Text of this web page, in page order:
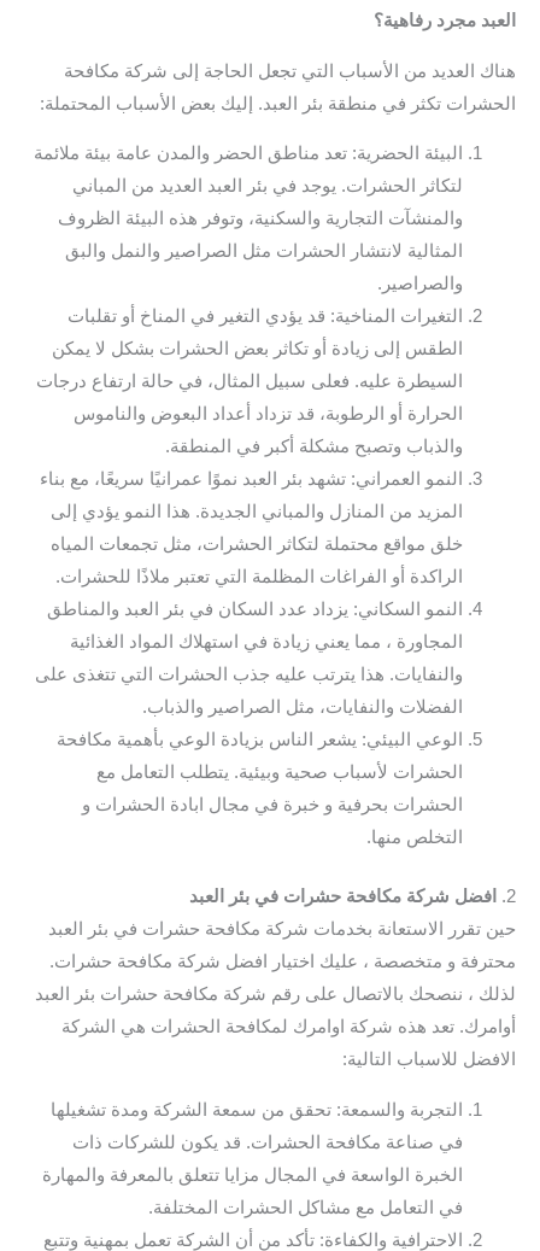
العبد مجرد رفاهية؟
هناك العديد من الأسباب التي تجعل الحاجة إلى شركة مكافحة
الحشرات تكثر في منطقة بئر العبد. إليك بعض الأسباب المحتملة:
البيئة الحضرية: تعد مناطق الحضر والمدن عامة بيئة ملائمة
لتكاثر الحشرات. يوجد في بئر العبد العديد من المباني
والمنشآت التجارية والسكنية، وتوفر هذه البيئة الظروف
المثالية لانتشار الحشرات مثل الصراصير والنمل والبق
والصراصير.
التغيرات المناخية: قد يؤدي التغير في المناخ أو تقلبات
الطقس إلى زيادة أو تكاثر بعض الحشرات بشكل لا يمكن
السيطرة عليه. فعلى سبيل المثال، في حالة ارتفاع درجات
الحرارة أو الرطوبة، قد تزداد أعداد البعوض والناموس
والذباب وتصبح مشكلة أكبر في المنطقة.
النمو العمراني: تشهد بئر العبد نموًا عمرانيًا سريعًا، مع بناء
المزيد من المنازل والمباني الجديدة. هذا النمو يؤدي إلى
خلق مواقع محتملة لتكاثر الحشرات، مثل تجمعات المياه
الراكدة أو الفراغات المظلمة التي تعتبر ملاذًا للحشرات.
النمو السكاني: يزداد عدد السكان في بئر العبد والمناطق
المجاورة ، مما يعني زيادة في استهلاك المواد الغذائية
والنفايات. هذا يترتب عليه جذب الحشرات التي تتغذى على
الفضلات والنفايات، مثل الصراصير والذباب.
الوعي البيئي: يشعر الناس بزيادة الوعي بأهمية مكافحة
الحشرات لأسباب صحية وبيئية. يتطلب التعامل مع
الحشرات بحرفية و خبرة في مجال ابادة الحشرات و
التخلص منها.
2.
افضل شركة مكافحة حشرات في بئر العبد
حين تقرر الاستعانة بخدمات شركة مكافحة حشرات في بئر العبد
محترفة و متخصصة ، عليك اختيار افضل شركة مكافحة حشرات.
لذلك ، ننصحك بالاتصال على رقم شركة مكافحة حشرات بئر العبد
أوامرك. تعد هذه شركة اوامرك لمكافحة الحشرات هي الشركة
الافضل للاسباب التالية:
التجربة والسمعة: تحقق من سمعة الشركة ومدة تشغيلها
في صناعة مكافحة الحشرات. قد يكون للشركات ذات
الخبرة الواسعة في المجال مزايا تتعلق بالمعرفة والمهارة
في التعامل مع مشاكل الحشرات المختلفة.
الاحترافية والكفاءة: تأكد من أن الشركة تعمل بمهنية وتتبع